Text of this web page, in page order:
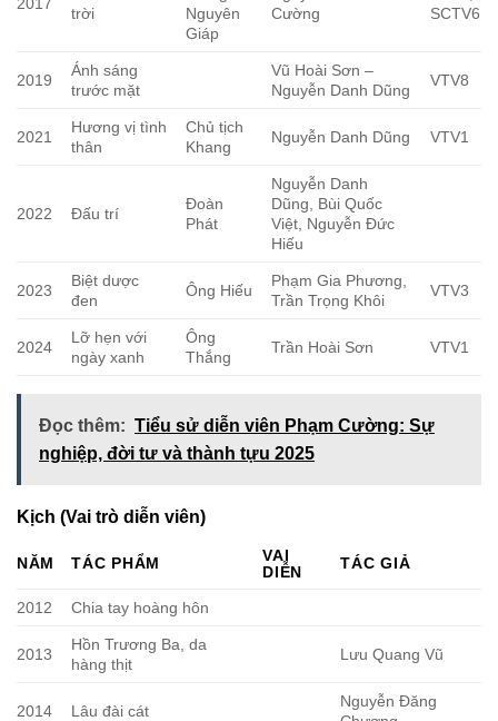
trời
Nguyên
Giáp
Cường
SCTV6
2019
Ánh sáng
trước mặt
Vũ Hoài Sơn –
Nguyễn Danh Dũng
VTV8
2021
Hương vị tình
thân
Chủ tịch
Khang
Nguyễn Danh Dũng VTV1
2022 Đấu trí
Đoàn
Phát
Nguyễn Danh
Dũng, Bùi Quốc
Việt, Nguyễn Đức
Hiếu
2023
Biệt dược
đen
Ông Hiếu
Phạm Gia Phương,
Trần Trọng Khôi
VTV3
2024
Lỡ hẹn với
ngày xanh
Ông
Thắng
Trần Hoài Sơn VTV1
Đọc thêm: Tiểu sử diễn viên Phạm Cường: Sự
nghiệp, đời tư và thành tựu 2025
Kịch (Vai trò diễn viên)
NĂM TÁC PHẨM
VAI
DIỄN
TÁC GIẢ
2012 Chia tay hoàng hôn
2013
Hồn Trương Ba, da
hàng thịt
Lưu Quang Vũ
2014 Lâu đài cát
Nguyễn Đăng